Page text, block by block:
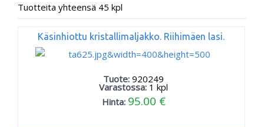
Tuotteita yhteensä 45 kpl
Käsinhiottu kristallimaljakko. Riihimäen lasi.
Tuote:920249
Varastossa: 1 kpl
Hinta: 95.00 €